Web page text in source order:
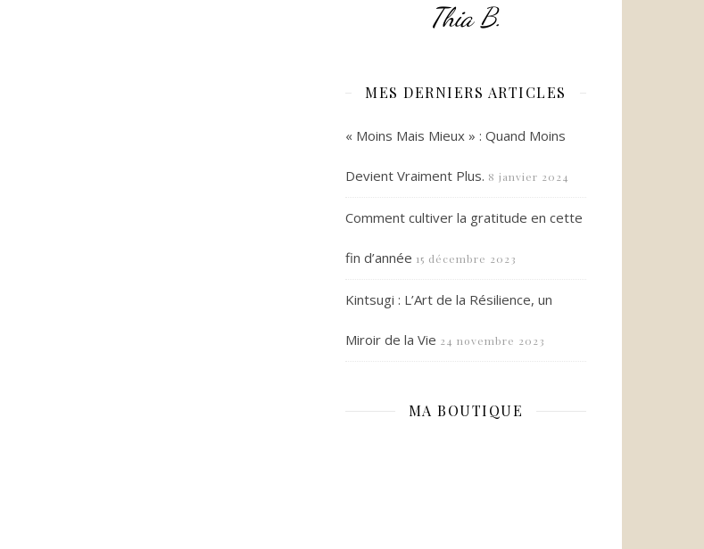
Thia B.
MES DERNIERS ARTICLES
« Moins Mais Mieux » : Quand Moins
Devient Vraiment Plus. 8 janvier 2024
Comment cultiver la gratitude en cette
fin d’année 15 décembre 2023
Kintsugi : L’Art de la Résilience, un
Miroir de la Vie 24 novembre 2023
MA BOUTIQUE